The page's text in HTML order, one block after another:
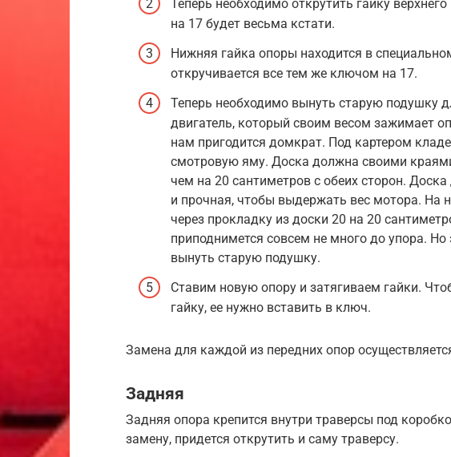
Теперь необходимо открутить гайку
на 17 будет весьма кстати.
Нижняя гайка опоры находится в
откручивается все тем же ключом на 17.
Теперь необходимо вынуть старую подушку
двигатель, который своим весом зажимает
нам пригодится домкрат. Под картером
смотровую яму. Доска должна своими
чем на 20 сантиметров с обеих сторон.
и прочная, чтобы выдержать вес мотора. На
через прокладку из доски 20 на 20
приподнимется совсем не много до упора. Но
вынуть старую подушку.
Ставим новую опору и затягиваем гайки.
гайку, ее нужно вставить в ключ.
Замена для каждой из передних опор
Задняя
Задняя опора крепится внутри траверсы под
замену, придется открутить и саму траверсу.